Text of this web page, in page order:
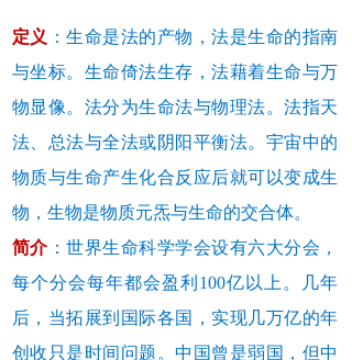
定义 ：生命是法的产物，法是生命的指南
与坐标。生命倚法生存，法藉着生命与万
物显像。法分为生命法与物理法。法指天
法、总法与全法或阴阳平衡法。宇宙中的
物质与生命产生化合反应后就可以变成生
物，生物是物质元炁与生命的交合体。
简介：世界生命科学学会设有六大分会，
每个分会每年都会盈利100亿以上。几年
后，当拓展到国际各国，实现几万亿的年
创收只是时间问题。中国曾是弱国，但中